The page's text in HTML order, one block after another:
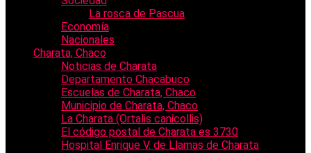
La rosca de Pascua
Economía
Nacionales
Charata, Chaco
Noticias de Charata
Departamento Chacabuco
Escuelas de Charata, Chaco
Municipio de Charata, Chaco
La Charata (Ortalis canicollis)
El código postal de Charata es 3730
Hospital Enrique V. de Llamas de Charata